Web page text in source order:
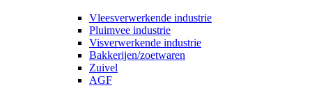
Vleesverwerkende industrie
Pluimvee industrie
Visverwerkende industrie
Bakkerijen/zoetwaren
Zuivel
AGF